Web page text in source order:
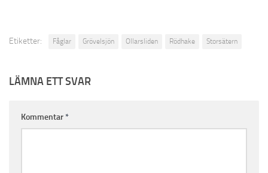
Etiketter: Fåglar Grövelsjön Ollarsliden Rödhake Storsätern
LÄMNA ETT SVAR
Kommentar *